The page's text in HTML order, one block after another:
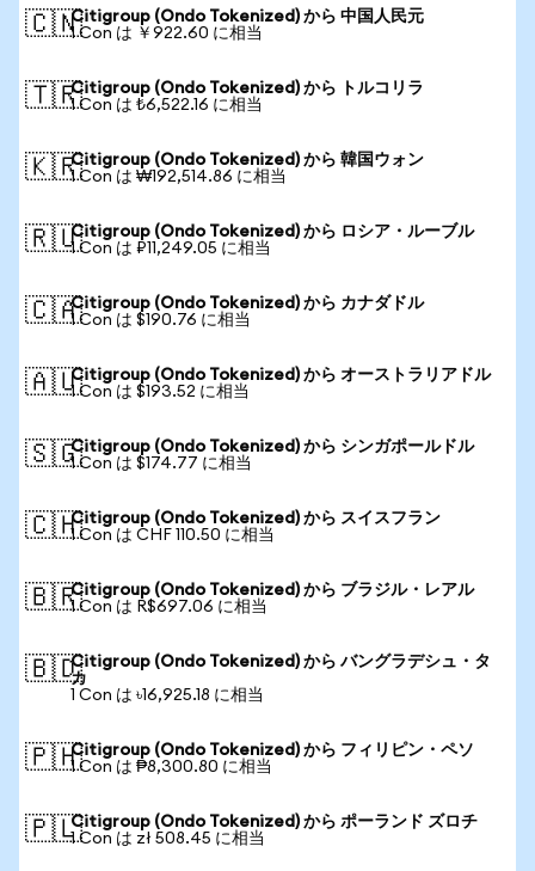
🇨🇳Citigroup (Ondo Tokenized) から 中国人民元
1 Con は ￥922.60 に相当
🇹🇷Citigroup (Ondo Tokenized) から トルコリラ
1 Con は ₺6,522.16 に相当
🇰🇷Citigroup (Ondo Tokenized) から 韓国ウォン
1 Con は ₩192,514.86 に相当
🇷🇺Citigroup (Ondo Tokenized) から ロシア・ルーブル
1 Con は ₽11,249.05 に相当
🇨🇦Citigroup (Ondo Tokenized) から カナダドル
1 Con は $190.76 に相当
🇦🇺Citigroup (Ondo Tokenized) から オーストラリアドル
1 Con は $193.52 に相当
🇸🇬Citigroup (Ondo Tokenized) から シンガポールドル
1 Con は $174.77 に相当
🇨🇭Citigroup (Ondo Tokenized) から スイスフラン
1 Con は CHF 110.50 に相当
🇧🇷Citigroup (Ondo Tokenized) から ブラジル・レアル
1 Con は R$697.06 に相当
🇧🇩Citigroup (Ondo Tokenized) から バングラデシュ・タ
カ
1 Con は ৳16,925.18 に相当
🇵🇭Citigroup (Ondo Tokenized) から フィリピン・ペソ
1 Con は ₱8,300.80 に相当
🇵🇱Citigroup (Ondo Tokenized) から ポーランド ズロチ
1 Con は zł 508.45 に相当